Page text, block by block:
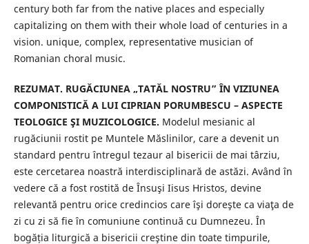
century both far from the native places and especially
capitalizing on them with their whole load of centuries in a
vision. unique, complex, representative musician of
Romanian choral music.
REZUMAT. RUGĂCIUNEA „TATĂL NOSTRU” ÎN VIZIUNEA
COMPONISTICĂ A LUI CIPRIAN PORUMBESCU – ASPECTE
TEOLOGICE ŞI MUZICOLOGICE. Modelul mesianic al
rugăciunii rostit pe Muntele Măslinilor, care a devenit un
standard pentru întregul tezaur al bisericii de mai târziu,
este cercetarea noastră interdisciplinară de astăzi. Având în
vedere că a fost rostită de Însuşi Iisus Hristos, devine
relevantă pentru orice credincios care îşi doreşte ca viaţa de
zi cu zi să fie în comuniune continuă cu Dumnezeu. În
bogăția liturgică a bisericii creştine din toate timpurile,